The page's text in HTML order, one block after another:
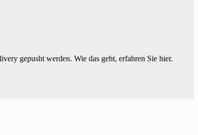
gepusht werden. Wie das geht, erfahren Sie hier.